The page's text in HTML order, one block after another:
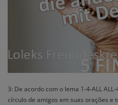
3: De acordo com o lema 1-4-ALL
círculo de amigos em suas orações e